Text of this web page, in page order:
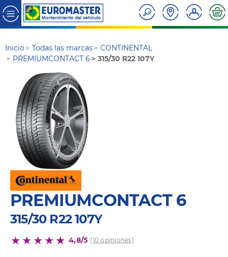
Inicio Todas las marcas
CONTINENTAL
PREMIUMCONTACT 6
315/30 R22 107Y
PREMIUMCONTACT 6
315/30 R22 107Y
4,8/5 (10 opiniones)